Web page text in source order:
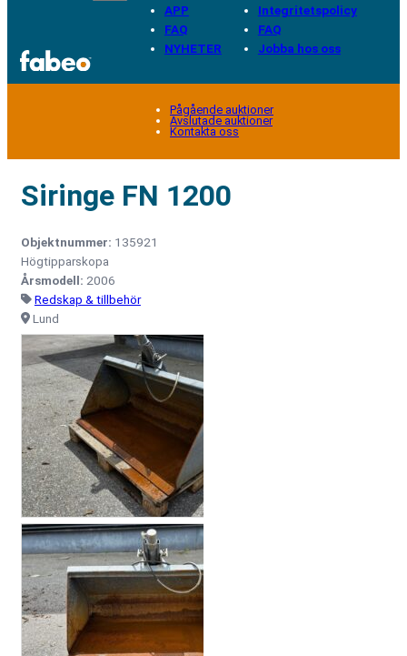
APP
FAQ
NYHETER
Integritetspolicy
FAQ
Jobba hos oss
Pågående auktioner
Avslutade auktioner
Kontakta oss
Siringe FN 1200
Objektnummer: 135921
Högtipparskopa
Årsmodell: 2006
Redskap & tillbehör
Lund